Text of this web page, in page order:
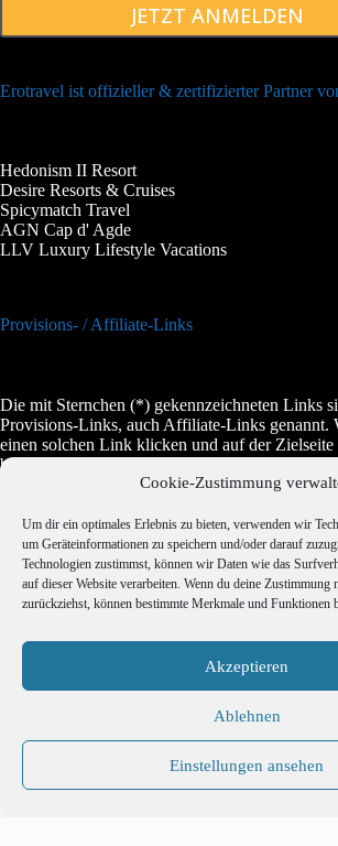
Cookie-Zustimmung
Um dir ein optimales Erlebnis zu bieten, verwenden wir
um Geräteinformationen zu speichern und/oder darauf
Technologien zustimmst, können wir Daten wie das
auf dieser Website verarbeiten. Wenn du deine Zustimmung
zurückziehst, können bestimmte Merkmale und Funktionen
Akzeptieren
Ablehnen
Einstellungen ansehen
JETZT ANMELDEN
Erotravel ist offizieller & zertifizierter Partner
Hedonism II Resort
Desire Resorts & Cruises
Spicymatch Travel
AGN Cap d' Agde
LLV Luxury Lifestyle Vacations
Provisions- / Affiliate-Links
Die mit Sternchen (*) gekennzeichneten Links
Provisions-Links, auch Affiliate-Links genannt.
einen solchen Link klicken und auf der Zielseite
bekommen wir vom betreffenden Anbieter oder
eine Vermittlerprovision. Es entstehen für Sie
etwas günstiger.
Jugendschutz
Copyright © 2026 Erotravel - Realisierung